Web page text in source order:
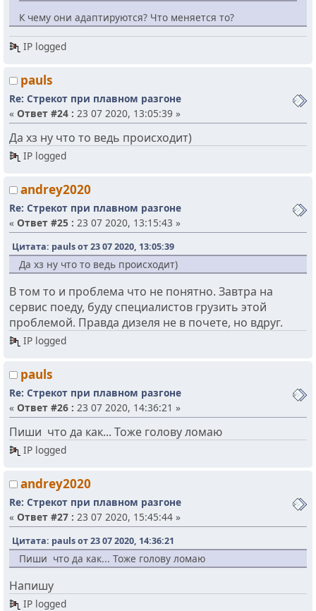
К чему они адаптируются? Что меняется то?
IP logged
pauls
Re: Стрекот при плавном разгоне
« Ответ #24 : 23 07 2020, 13:05:39 »
Да хз ну что то ведь происходит)
IP logged
andrey2020
Re: Стрекот при плавном разгоне
« Ответ #25 : 23 07 2020, 13:15:43 »
Цитата: pauls от 23 07 2020, 13:05:39
Да хз ну что то ведь происходит)
В том то и проблема что не понятно. Завтра на
сервис поеду, буду специалистов грузить этой
проблемой. Правда дизеля не в почете, но вдруг.
IP logged
pauls
Re: Стрекот при плавном разгоне
« Ответ #26 : 23 07 2020, 14:36:21 »
Пиши что да как... Тоже голову ломаю
IP logged
andrey2020
Re: Стрекот при плавном разгоне
« Ответ #27 : 23 07 2020, 15:45:44 »
Цитата: pauls от 23 07 2020, 14:36:21
Пиши что да как... Тоже голову ломаю
Напишу
IP logged